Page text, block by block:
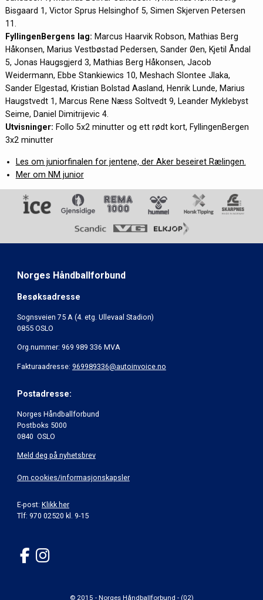
Bisgaard 1, Victor Sprus Helsinghof 5, Simen Skjerven Petersen
11.
FyllingenBergens lag: Marcus Haarvik Robson, Mathias Berg
Håkonsen, Marius Vestbøstad Pedersen, Sander Øen, Kjetil Åndal
5, Jonas Haugsgjerd 3, Mathias Berg Håkonsen, Jacob
Weidermann, Ebbe Stankiewics 10, Meshach Slontee Jlaka,
Sander Elgestad, Kristian Bolstad Aasland, Henrik Lunde, Marius
Haugstvedt 1, Marcus Rene Næss Soltvedt 9, Leander Myklebyst
Seime, Daniel Dimitrijevic 4.
Utvisninger: Follo 5x2 minutter og ett rødt kort, FyllingenBergen
3x2 minutter
Les om juniorfinalen for jentene, der Aker beseiret Rælingen.
Mer om NM junior
Norges Håndballforbund
Besøksadresse
Sognsveien 75 A (4. etg. Ullevaal Stadion)
0855 OSLO
Org.nummer: 969 989 336 MVA
Fakturaadresse: 969989336@autoinvoice.no
Postadresse:
Norges Håndballforbund
Postboks 5000
0840 OSLO
Meld deg på nyhetsbrev
Om cookies/informasjonskapsler
E-post: Klikk her
Tlf: 970 02520 kl. 9-15
© 2015 - Norges Håndballforbund - (02)